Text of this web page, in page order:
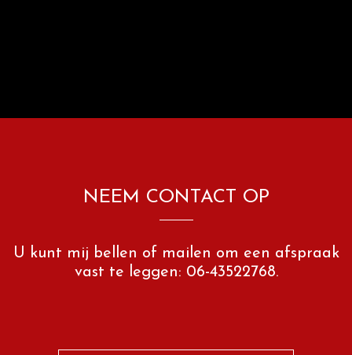
NEEM CONTACT OP
U kunt mij bellen of mailen om een afspraak
vast te leggen: 06-43522768.